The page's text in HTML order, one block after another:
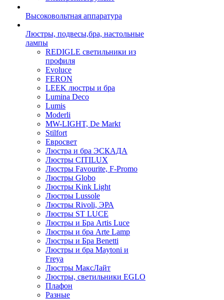
Высоковольтная аппаратура
Люстры, подвесы,бра, настольные
лампы
REDIGLE светильники из
профиля
Evoluce
FERON
LEEK люстры и бра
Lumina Deco
Lumis
Moderli
MW-LIGHT, De Markt
Stilfort
Евросвет
Люстра и бра ЭСКАДА
Люстры CITILUX
Люстры Favourite, F-Promo
Люстры Globo
Люстры Kink Light
Люстры Lussole
Люстры Rivoli, ЭРА
Люстры ST LUCE
Люстры и Бра Artis Luce
Люстры и бра Arte Lamp
Люстры и Бра Benetti
Люстры и бра Maytoni и
Freya
Люстры МаксЛайт
Люстры, светильники EGLO
Плафон
Разные